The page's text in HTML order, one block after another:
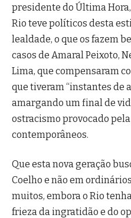
presidente do Última
Rio teve políticos desta
lealdade, o que os fazem
casos de Amaral Peixoto,
Lima, que compensaram
que tiveram “instantes de
amargando um final de
ostracismo provocado
contemporâneos.
Que esta nova geração
Coelho e não em
muitos, embora o Rio
frieza da ingratidão e do